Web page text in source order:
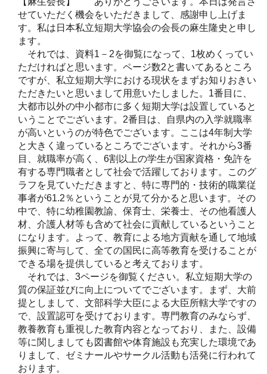
せていただく機会をいただきまして、感謝申し上げま
す。私は日本私立短期大学協会の会長の麻生隆史と申し
ます。
それでは、資料1－2を御覧になって、1枚めくってい
ただければと思います。ページ数2と書いてあるところ
ですが、私立短期大学における現状をまずお知りおきい
ただきたいと思いまして用意いたしました。1番目に、
大都市以外の中小都市に多く短期大学は設置していると
いうことでございます。2番目は、自県内の入学就職率
が高いというのが特色でございます。ここは4年制大学
と大きく違っているところでございます。それから3番
目、就職率が高く、6割以上の学生が国家資格・免許を
有する専門職者として社会で活躍しております。このグ
ラフを見ていただきますと、特に専門的・技術的職業従
事者が61.2％ということが見て分かると思います。その
中で、特に幼稚園教諭、保育士、栄養士、その他看護人
材、介護人材等も含めて社会に貢献しているということ
になります。よって、教育による地方貢献を通して地域
振興に寄与して、全ての国民に高等教育を受けることが
できる場を提供していると考えております。
それでは、3ページを御覧ください。私立短期大学の
質の保証並びに向上についてでございます。まず、大前
提としまして、文部科学大臣による大臣所轄大学ですの
で、設置認可を受けております。専門教育のみならず、
教養教育も重視した教育内容となっており、また、設備
等に関しましても図書館や体育施設も充実した環境であ
りまして、ゼミナールやサークル活動も活発に行われて
おります。